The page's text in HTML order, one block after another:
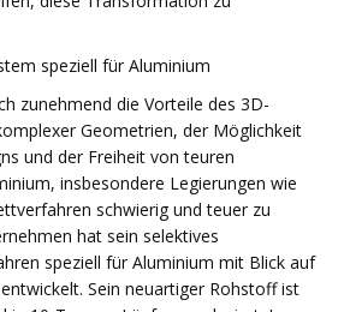
speziell für Aluminium
zunehmend die Vorteile des 3D-
Geometrien, der Möglichkeit
und der Freiheit von teuren
insbesondere Legierungen wie
schwierig und teuer zu
hat sein selektives
speziell für Aluminium mit Blick auf
Sein neuartiger Rohstoff ist